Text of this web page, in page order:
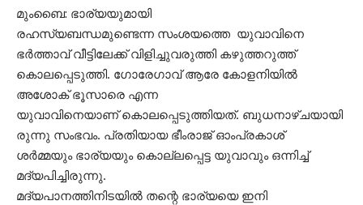
മുംബൈ: ഭാര്യയുമായി
രഹസ്യബന്ധമുണ്ടെന്ന സംശയത്തെ യുവാവിനെ
ഭർത്താവ് വീട്ടിലേക്ക് വിളിച്ചുവരുത്തി കഴുത്തറുത്ത്
കൊലപ്പെടുത്തി. ഗോരേഗാവ് ആരേ കോളനിയിൽ
അശോക് ഭൂസാരെ എന്ന
യുവാവിനെയാണ് കൊലപ്പെടുത്തിയത്. ബുധനാഴ്ചയായി
രുന്നു സംഭവം. പ്രതിയായ ഭീംരാജ് ഓംപ്രകാശ്
ശർമ്മയും ഭാര്യയും കൊല്ലപ്പെട്ട യുവാവും ഒന്നിച്ച്
മദ്യപിച്ചിരുന്നു.
മദ്യപാനത്തിനിടയിൽ തന്റെ ഭാര്യയെ ഇനി